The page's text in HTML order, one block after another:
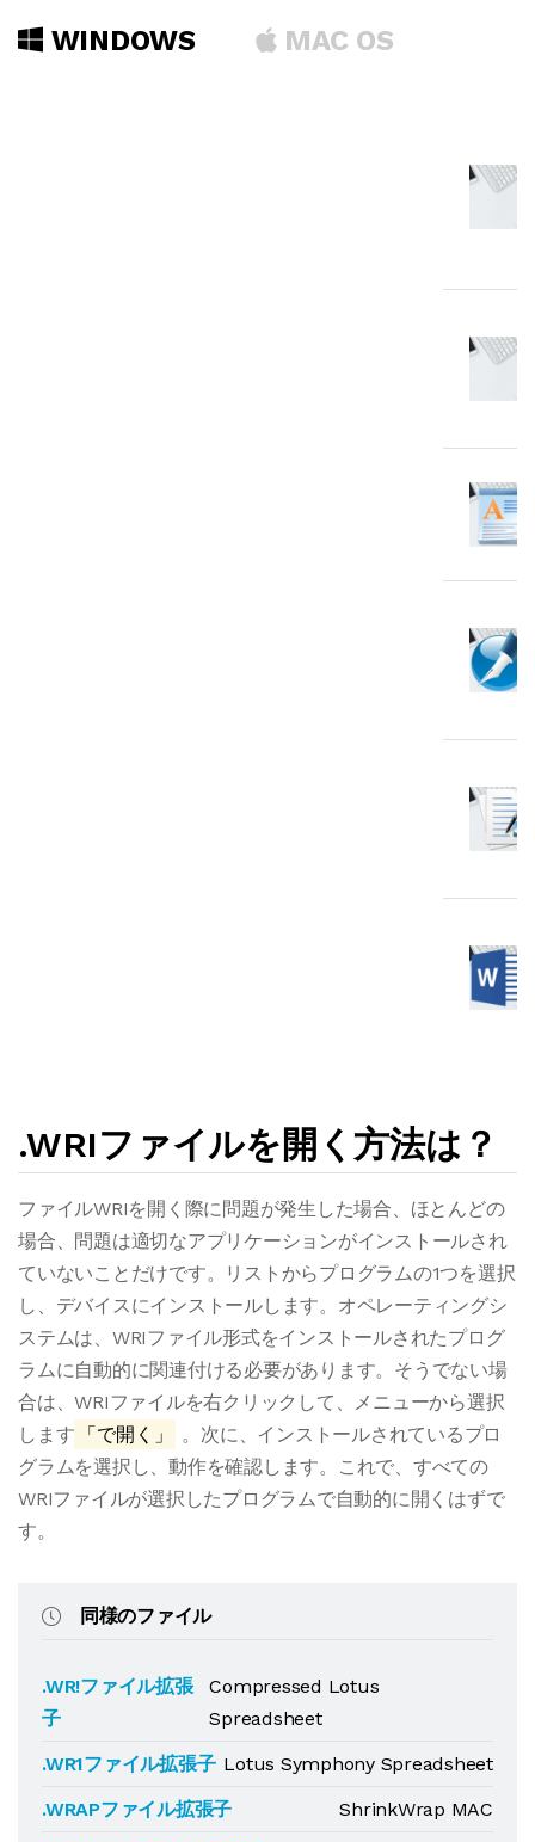
WINDOWS MAC OS
.WRIファイルを開く方法は？
ファイルWRIを開く際に問題が発生した場合、ほとんどの
場合、問題は適切なアプリケーションがインストールされ
ていないことだけです。リストからプログラムの1つを選択
し、デバイスにインストールします。オペレーティングシ
ステムは、WRIファイル形式をインストールされたプログ
ラムに自動的に関連付ける必要があります。そうでない場
合は、WRIファイルを右クリックして、メニューから選択
します
「で開く」
。次に、インストールされているプロ
グラムを選択し、動作を確認します。これで、すべての
WRIファイルが選択したプログラムで自動的に開くはずで
す。
同様のファイル
.WR!ファイル拡張
子
Compressed Lotus
Spreadsheet
.WR1ファイル拡張子 Lotus Symphony Spreadsheet
.WRAPファイル拡張子
ShrinkWrap MAC